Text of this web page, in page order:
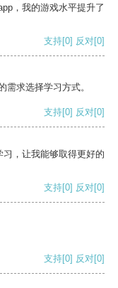
，我的游戏水平提升了
支持[0] 反对[0]
求选择学习方式。
支持[0] 反对[0]
，让我能够取得更好的
支持[0] 反对[0]
支持[0] 反对[0]